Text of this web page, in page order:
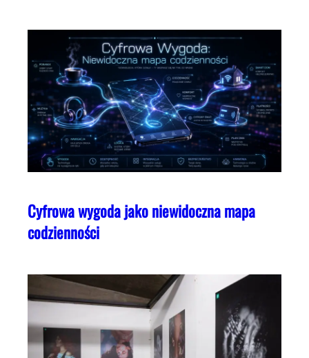
Cyfrowa wygoda jako niewidoczna mapa
codzienności